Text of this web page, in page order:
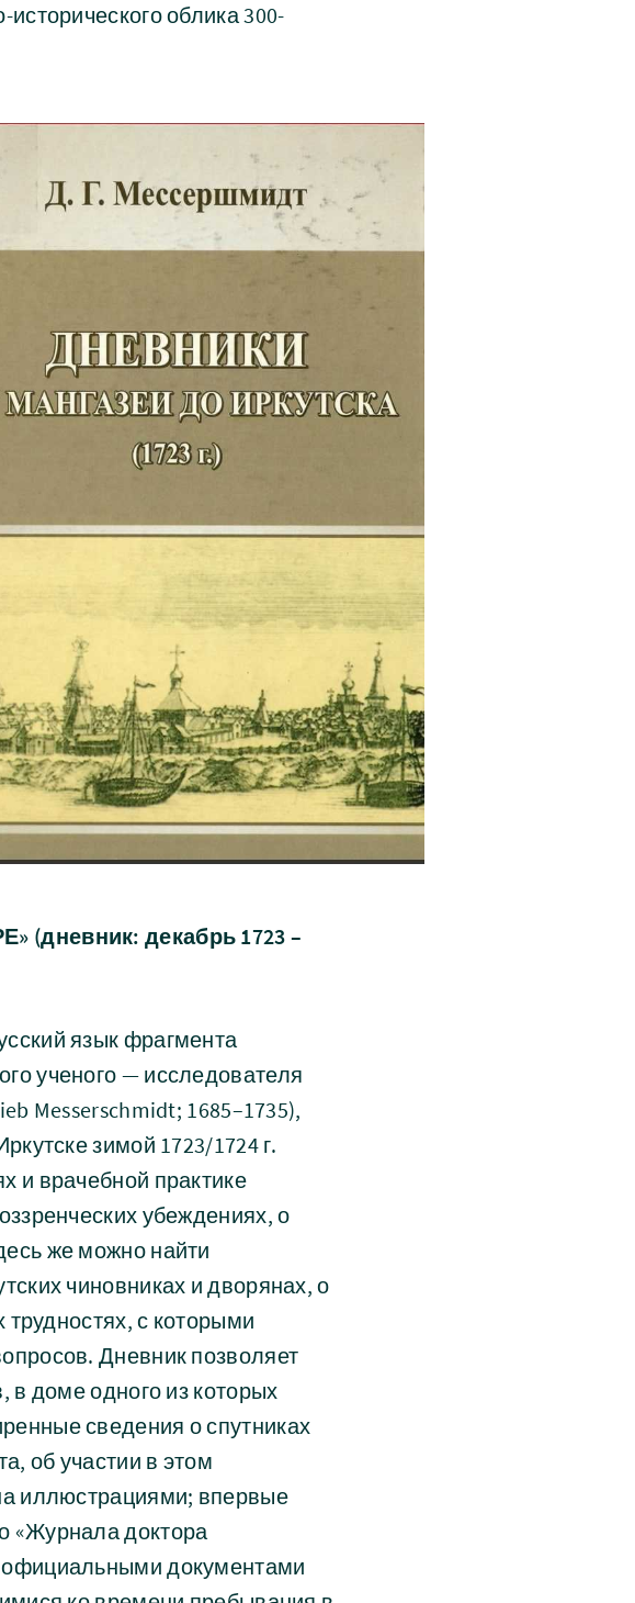
облика 300-
декабрь 1723 –
язык фрагмента
ученого — исследователя
Messerschmidt; 1685–1735),
зимой 1723/1724 г.
и врачебной практике
убеждениях, о
же можно найти
чиновниках и дворянах, о
трудностях, с которыми
Дневник позволяет
в доме одного из которых
сведения о спутниках
об участии в этом
иллюстрациями; впервые
«Журнала доктора
документами